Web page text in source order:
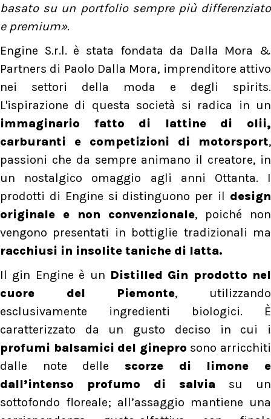
basato su un portfolio sempre più differenziato
e premium».
Engine S.r.l. è stata fondata da Dalla Mora &
Partners di Paolo Dalla Mora, imprenditore attivo
nei settori della moda e degli spirits.
L'ispirazione di questa società si radica in un
immaginario fatto di lattine di olii,
carburanti e competizioni di motorsport,
passioni che da sempre animano il creatore, in
un nostalgico omaggio agli anni Ottanta. I
prodotti di Engine si distinguono per il design
originale e non convenzionale, poiché non
vengono presentati in bottiglie tradizionali ma
racchiusi in insolite taniche di latta.
Il gin Engine è un Distilled Gin prodotto nel
cuore del Piemonte, utilizzando
esclusivamente ingredienti biologici. È
caratterizzato da un gusto deciso in cui i
profumi balsamici del ginepro sono arricchiti
dalle note delle scorze di limone e
dall’intenso profumo di salvia su un
sottofondo floreale; all’assaggio mantiene una